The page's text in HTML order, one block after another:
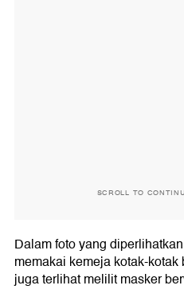
SCROLL TO
Dalam foto yang
memakai kemeja kotak-
juga terlihat melilit masker